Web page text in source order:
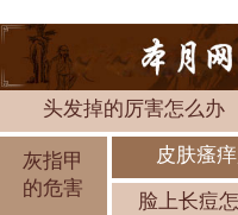
头发掉的厉害怎么办
灰指甲
的危害
皮肤瘙
脸上长痘